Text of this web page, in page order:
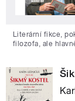
Literární fikce,
filozofa, ale